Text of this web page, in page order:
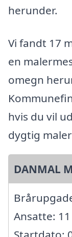
herunder.
Vi fandt 17
en
omegn
hvis du vil
dygtig
DANMAL
Ansatte: 11